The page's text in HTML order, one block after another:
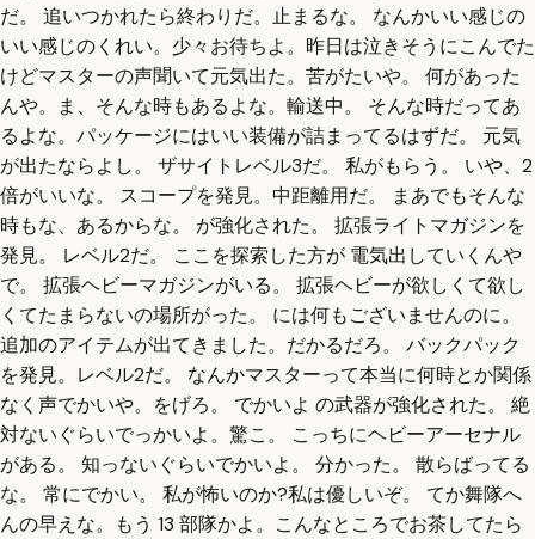
だ。 追いつかれたら終わりだ。止まるな。 なんかいい感じの
いい感じのくれい。少々お待ちよ。昨日は泣きそうにこんでた
けどマスターの声聞いて元気出た。苦がたいや。 何があった
んや。ま、そんな時もあるよな。輸送中。 そんな時だってあ
るよな。パッケージにはいい装備が詰まってるはずだ。 元気
が出たならよし。 ザサイトレベル3だ。 私がもらう。 いや、2
倍がいいな。 スコープを発見。中距離用だ。 まあでもそんな
時もな、あるからな。 が強化された。 拡張ライトマガジンを
発見。 レベル2だ。 ここを探索した方が 電気出していくんや
で。 拡張ヘビーマガジンがいる。 拡張ヘビーが欲しくて欲し
くてたまらないの場所がった。 には何もございませんのに。
追加のアイテムが出てきました。だかるだろ。 バックパック
を発見。レベル2だ。 なんかマスターって本当に何時とか関係
なく声でかいや。をげろ。 でかいよ の武器が強化された。 絶
対ないぐらいでっかいよ。驚こ。 こっちにヘビーアーセナル
がある。 知っないぐらいでかいよ。 分かった。 散らばってる
な。 常にでかい。 私が怖いのか?私は優しいぞ。 てか舞隊へ
んの早えな。もう 13 部隊かよ。こんなところでお茶してたら